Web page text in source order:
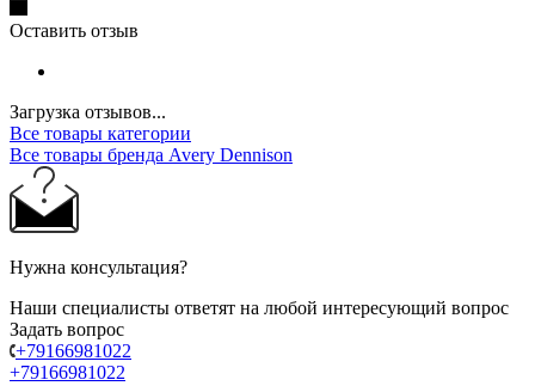
Оставить отзыв
Загрузка отзывов...
Все товары категории
Все товары бренда Avery Dennison
Нужна консультация?
Наши специалисты ответят на любой интересующий вопрос
Задать вопрос
+79166981022
+79166981022